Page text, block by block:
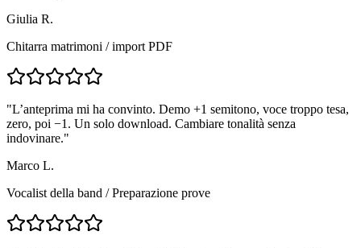
Giulia R.
Chitarra matrimoni / import PDF
"L’anteprima mi ha convinto. Demo +1 semitono, voce troppo tesa,
zero, poi −1. Un solo download. Cambiare tonalità senza
indovinare."
Marco L.
Vocalist della band /Preparazione prove